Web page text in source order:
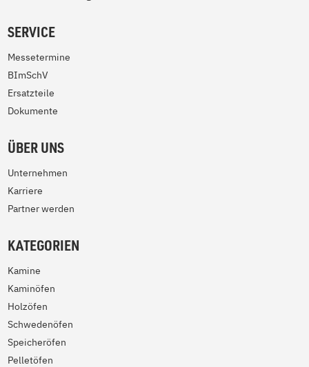
SERVICE
Messetermine
BImSchV
Ersatzteile
Dokumente
ÜBER UNS
Unternehmen
Karriere
Partner werden
KATEGORIEN
Kamine
Kaminöfen
Holzöfen
Schwedenöfen
Speicheröfen
Pelletöfen